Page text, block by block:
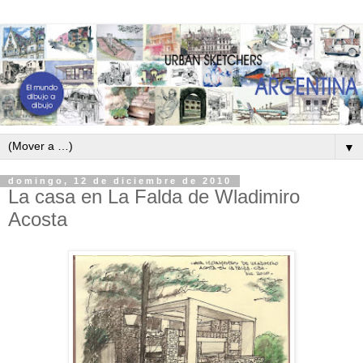
▼
domingo, 12 de diciembre de 2010
La casa en La Falda de Wladimiro
Acosta